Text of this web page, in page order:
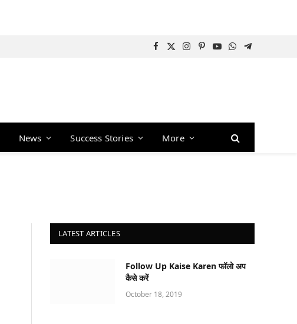
Facebook
X
Instagram
Pinterest
YouTube
WhatsApp
Telegram
News Success Stories More
LATEST ARTICLES
Follow Up Kaise Karen फॉलो अप
कैसे करें
October 18, 2019